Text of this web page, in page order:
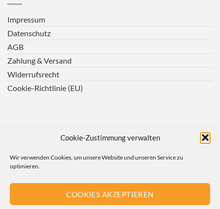
Cookie-Zustimmung verwalten
Wir verwenden Cookies, um unsere Website und unseren Service zu
optimieren.
COOKIES AKZEPTIEREN
Impressum
Datenschutz
AGB
Zahlung & Versand
Widerrufsrecht
Cookie-Richtlinie (EU)